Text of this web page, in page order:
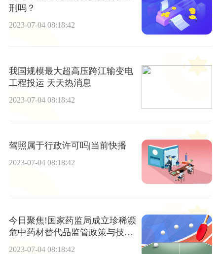
刑吗？
2023-07-04 08:18:42
我国规模最大超高压跨江输变电
工程投运 天天热消息
2023-07-04 08:18:42
驾照属于行政许可吗|当前快播
2023-07-04 08:18:42
今日聚焦!国家药监局成立珍稀濒
危中药材替代品监管政策与技术
2023-07-04 08:18:42